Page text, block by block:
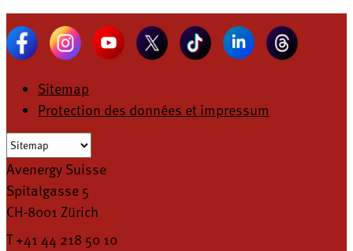
Sitemap
Protection des données et impressum
Avenergy Suisse
Spitalgasse 5
CH-8001 Zürich
T +41 44 218 50 10